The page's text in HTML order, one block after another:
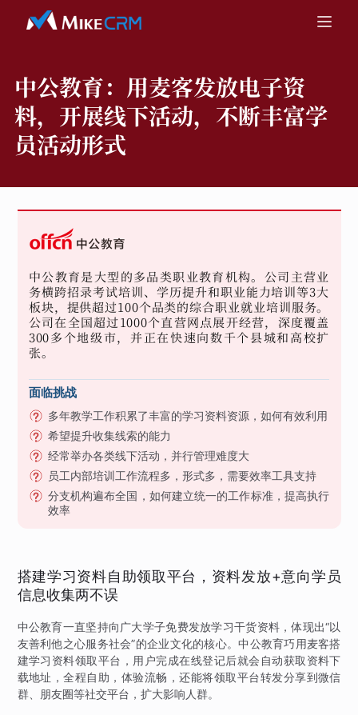
中公教育： 用麦客发放电子资
料，开展线下活动，不断丰富学
员活动形式
中公教育是大型的多品类职业教育机构。公司主营业
务横跨招录考试培训、学历提升和职业能力培训等3大
板块，提供超过100个品类的综合职业就业培训服务。
公司在全国超过1000个直营网点展开经营，深度覆盖
300多个地级市，并正在快速向数千个县城和高校扩
张。
面临挑战
多年教学工作积累了丰富的学习资料资源，如何有效利用
希望提升收集线索的能力
经常举办各类线下活动，并行管理难度大
员工内部培训工作流程多，形式多，需要效率工具支持
分支机构遍布全国，如何建立统一的工作标准，提高执行
效率
搭建学习资料自助领取平台，资料发放+意向学员
信息收集两不误
中公教育一直坚持向广大学子免费发放学习干货资料，体现出“以
友善利他之心服务社会”的企业文化的核心。中公教育巧用麦客搭
建学习资料领取平台，用户完成在线登记后就会自动获取资料下
载地址，全程自助，体验流畅，还能将领取平台转发分享到微信
群、朋友圈等社交平台，扩大影响人群。